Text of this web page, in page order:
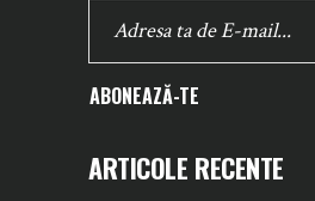
ABONEAZĂ-TE
ARTICOLE RECENTE